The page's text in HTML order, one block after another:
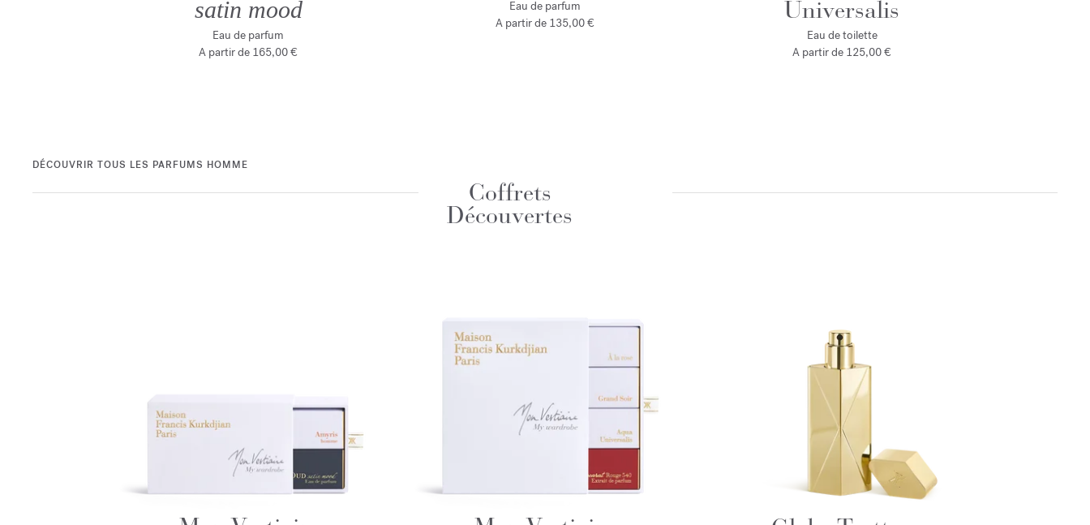
satin mood
Eau de parfum
A partir de 165,00 €
Eau de parfum
A partir de 135,00 €
Universalis
Eau de toilette
A partir de 125,00 €
DÉCOUVRIR TOUS LES PARFUMS HOMME
Coffrets
Découvertes